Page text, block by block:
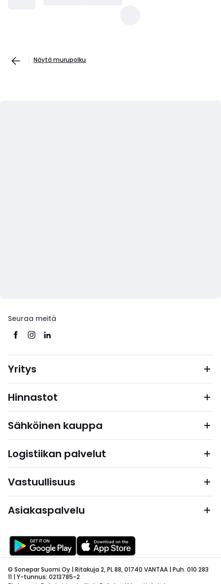
Näytä murupolku
Seuraa meitä
Yritys
Hinnastot
Sähköinen kauppa
Logistiikan palvelut
Vastuullisuus
Asiakaspalvelu
© Sonepar Suomi Oy | Ritakuja 2, PL 88, 01740 VANTAA | Puh. 010 283
11 | Y-tunnus: 0213785-2